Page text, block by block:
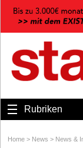
Rubriken
Home > News > News &